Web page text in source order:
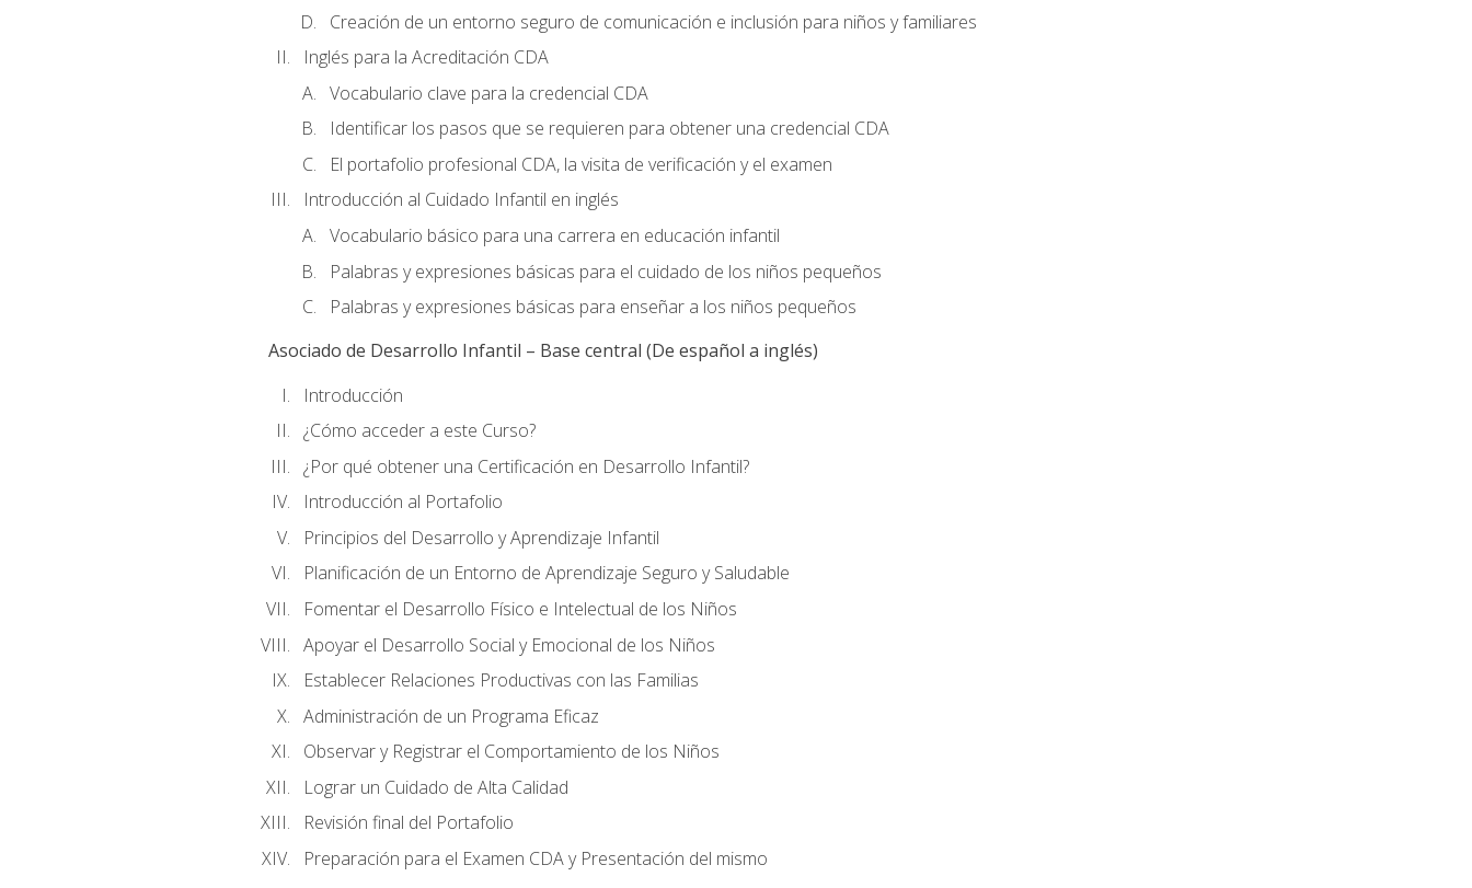
Creación de un entorno seguro de comunicación e inclusión para niños y familiares
Inglés para la Acreditación CDA
Vocabulario clave para la credencial CDA
Identificar los pasos que se requieren para obtener una credencial CDA
El portafolio profesional CDA, la visita de verificación y el examen
Introducción al Cuidado Infantil en inglés
Vocabulario básico para una carrera en educación infantil
Palabras y expresiones básicas para el cuidado de los niños pequeños
Palabras y expresiones básicas para enseñar a los niños pequeños
Asociado de Desarrollo Infantil – Base central (De español a inglés)
Introducción
¿Cómo acceder a este Curso?
¿Por qué obtener una Certificación en Desarrollo Infantil?
Introducción al Portafolio
Principios del Desarrollo y Aprendizaje Infantil
Planificación de un Entorno de Aprendizaje Seguro y Saludable
Fomentar el Desarrollo Físico e Intelectual de los Niños
Apoyar el Desarrollo Social y Emocional de los Niños
Establecer Relaciones Productivas con las Familias
Administración de un Programa Eficaz
Observar y Registrar el Comportamiento de los Niños
Lograr un Cuidado de Alta Calidad
Revisión final del Portafolio
Preparación para el Examen CDA y Presentación del mismo